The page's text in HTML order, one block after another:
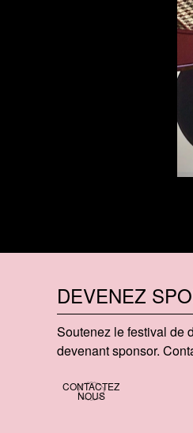
DEVENEZ
Soutenez le festival de
devenant sponsor.
CONTACTEZ
NOUS